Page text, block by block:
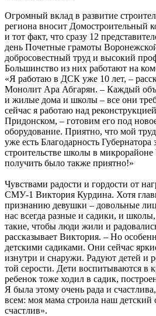
Огромный вклад в развитие
региона вносит Домостроительный
и тот факт, что сразу 12
день Почетные грамоты
добросовестный труд и высокий
Большинство из них работают на
«Я работаю в ДСК уже 10 лет, –
Монолит Ара Абгарян. – Каждый
и жилые дома и школы – все они
сейчас я работаю над
Придонском, – готовим его под
оборудование. Приятно, что мой
уже есть Благодарность Губернатора
строительстве школы в
получить было также приятно!»
Чувствами радости и гордости от
СМУ-1 Виктория Курдина. Хотя
признанию девушки – довольные
нас всегда разные и садики, и
такие, чтобы люди жили и
рассказывает Виктория. – Но
детскими садиками. Они сейчас
изнутри и снаружи. Радуют детей и
той серости. Дети воспитываются в
ребенок тоже ходил в садик,
Я была этому очень рада и
всем: моя мама строила наш
счастлив».